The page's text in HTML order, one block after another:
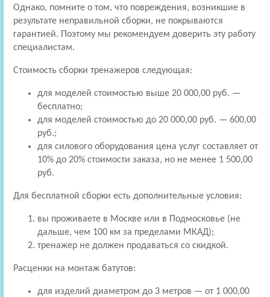
Однако, помните о том, что повреждения, возникшие в
результате неправильной сборки, не покрываются
гарантией. Поэтому мы рекомендуем доверить эту работу
специалистам.
Стоимость сборки тренажеров следующая:
для моделей стоимостью выше 20 000,00 руб. —
бесплатно;
для моделей стоимостью до 20 000,00 руб. — 600,00
руб.;
для силового оборудования цена услуг составляет от
10% до 20% стоимости заказа, но не менее 1 500,00
руб.
Для бесплатной сборки есть дополнительные условия:
вы проживаете в Москве или в Подмосковье (не
дальше, чем 100 км за пределами МКАД);
тренажер не должен продаваться со скидкой.
Расценки на монтаж батутов:
для изделий диаметром до 3 метров — от 1 000,00